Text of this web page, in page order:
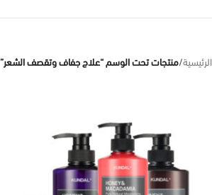
الرئيسية/منتجات تحت الوسم “علاج جفاف وتقصف الشعر”